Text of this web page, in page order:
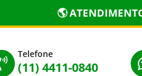
🌎
Telefone
(11) 4411-0840